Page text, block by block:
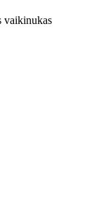
vaikinukas